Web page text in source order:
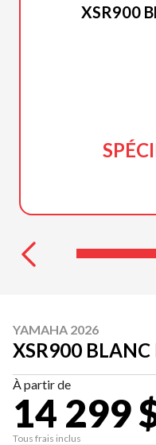
XSR900
YAMAHA 2026
XSR900 BLANC
À partir de
14 299
Tous frais inclus